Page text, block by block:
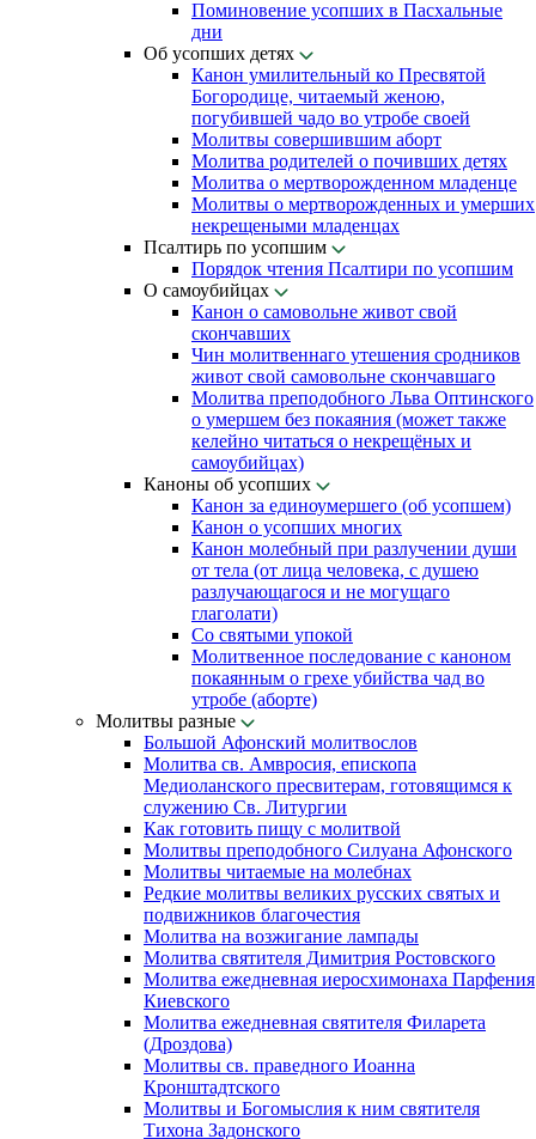
Поминовение усопших в Пасхальные
дни
Об усопших детях
Канон умилительный ко Пресвятой
Богородице, читаемый женою,
погубившей чадо во утробе своей
Молитвы совершившим аборт
Молитва родителей о почивших детях
Молитва о мертворожденном младенце
Молитвы о мертворожденных и умерших
некрещеными младенцах
Псалтирь по усопшим
Порядок чтения Псалтири по усопшим
О самоубийцах
Канон о самовольне живот свой
скончавших
Чин молитвеннаго утешения сродников
живот свой самовольне скончавшаго
Молитва преподобного Льва Оптинского
о умершем без покаяния (может также
келейно читаться о некрещёных и
самоубийцах)
Каноны об усопших
Канон за единоумершего (об усопшем)
Канон о усопших многих
Канон молебный при разлучении души
от тела (от лица человека, с душею
разлучающагося и не могущаго
глаголати)
Со святыми упокой
Молитвенное последование с каноном
покаянным о грехе убийства чад во
утробе (аборте)
Молитвы разные
Большой Афонский молитвослов
Молитва св. Амвросия, епископа
Медиоланского пресвитерам, готовящимся к
служению Св. Литургии
Как готовить пищу с молитвой
Молитвы преподобного Силуана Афонского
Молитвы читаемые на молебнах
Редкие молитвы великих русских святых и
подвижников благочестия
Молитва на возжигание лампады
Молитва святителя Димитрия Ростовского
Молитва ежедневная иеросхимонаха Парфения
Киевского
Молитва ежедневная святителя Филарета
(Дроздова)
Молитвы св. праведного Иоанна
Кронштадтского
Молитвы и Богомыслия к ним святителя
Тихона Задонского